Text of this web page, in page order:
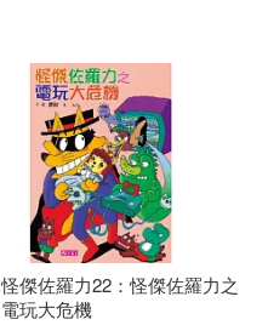
怪傑佐羅力22：怪傑佐羅力之
電玩大危機